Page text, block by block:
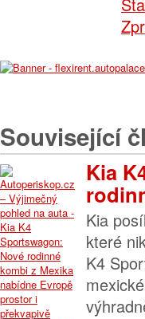
Související
Kia
Kia
které
K4